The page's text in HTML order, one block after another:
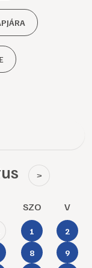
>
SZO V
1 2
8 9